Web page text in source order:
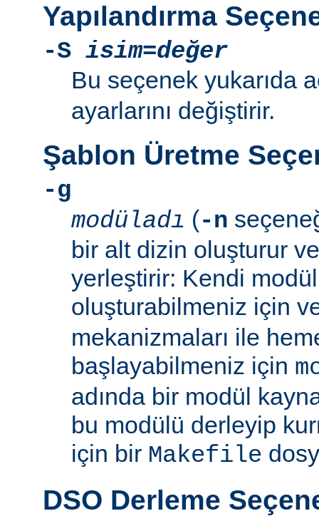
Yapılandırma
-S isim=değer
Bu seçenek yukarıda
ayarlarını değiştirir.
Şablon Üretme
-g
modüladı (-n
bir alt dizin oluşturur
yerleştirir: Kendi
oluşturabilmeniz için
mekanizmaları ile
başlayabilmeniz için
adında bir modül
bu modülü derleyip
için bir Makefile
DSO Derleme